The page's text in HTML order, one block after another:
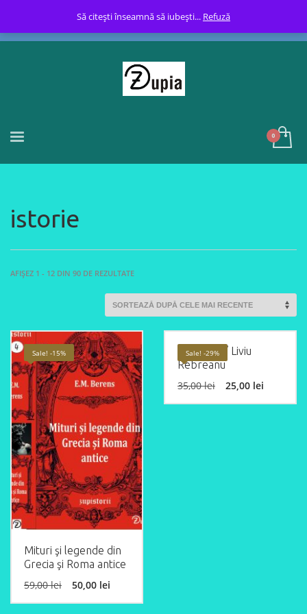
istorie
AFIȘEZ 1 - 12 DIN 90 DE REZULTATESORTED
LATEST
Sale! -15%
Mituri şi legende din
Grecia şi Roma antice
59,00lei Original
price
was:
50,00 lei
is:
Sale! -29%
Ion vol. 2 / Liviu
Rebreanu
35,00lei Original
price
was:
25,00 lei
is:
Să citești înseamnă să iubești... Refuză